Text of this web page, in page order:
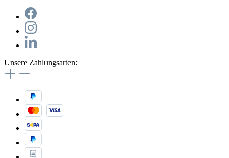
Unsere Zahlungsarten: